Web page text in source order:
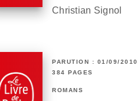
Christian Signol
PARUTION : 01/09/2010
384 PAGES
ROMANS